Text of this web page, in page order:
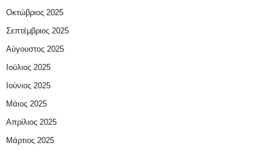
Οκτώβριος 2025
Σεπτέμβριος 2025
Αύγουστος 2025
Ιούλιος 2025
Ιούνιος 2025
Μάιος 2025
Απρίλιος 2025
Μάρτιος 2025